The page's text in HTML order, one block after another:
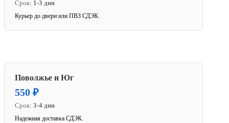
Срок: 1-3 дня
Курьер до двери или ПВЗ СДЭК.
Поволжье и Юг
550 ₽
Срок: 3-4 дня
Надежная доставка СДЭК.